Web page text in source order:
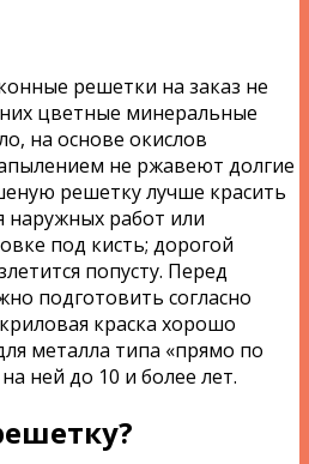
решетки на заказ не
цветные минеральные
на основе окислов
не ржавеют долгие
решетку лучше красить
наружных работ или
под кисть; дорогой
попусту. Перед
подготовить согласно
краска хорошо
металла типа «прямо по
ней до 10 и более лет.